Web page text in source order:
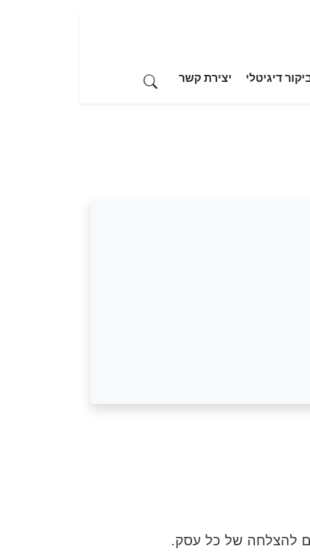
דיגיטלי יצירת קשר
להצלחה של כל עסק.